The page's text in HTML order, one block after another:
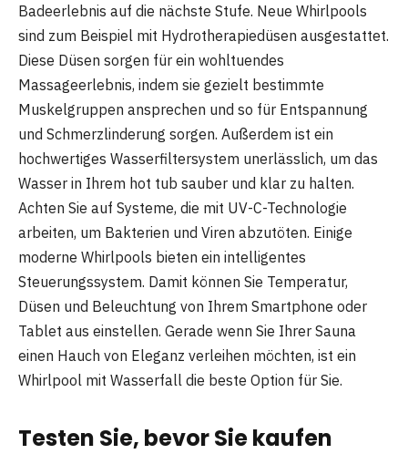
Badeerlebnis auf die nächste Stufe. Neue Whirlpools
sind zum Beispiel mit Hydrotherapiedüsen ausgestattet.
Diese Düsen sorgen für ein wohltuendes
Massageerlebnis, indem sie gezielt bestimmte
Muskelgruppen ansprechen und so für Entspannung
und Schmerzlinderung sorgen. Außerdem ist ein
hochwertiges Wasserfiltersystem unerlässlich, um das
Wasser in Ihrem hot tub sauber und klar zu halten.
Achten Sie auf Systeme, die mit UV-C-Technologie
arbeiten, um Bakterien und Viren abzutöten. Einige
moderne Whirlpools bieten ein intelligentes
Steuerungssystem. Damit können Sie Temperatur,
Düsen und Beleuchtung von Ihrem Smartphone oder
Tablet aus einstellen. Gerade wenn Sie Ihrer Sauna
einen Hauch von Eleganz verleihen möchten, ist ein
Whirlpool mit Wasserfall die beste Option für Sie.
Testen Sie, bevor Sie kaufen